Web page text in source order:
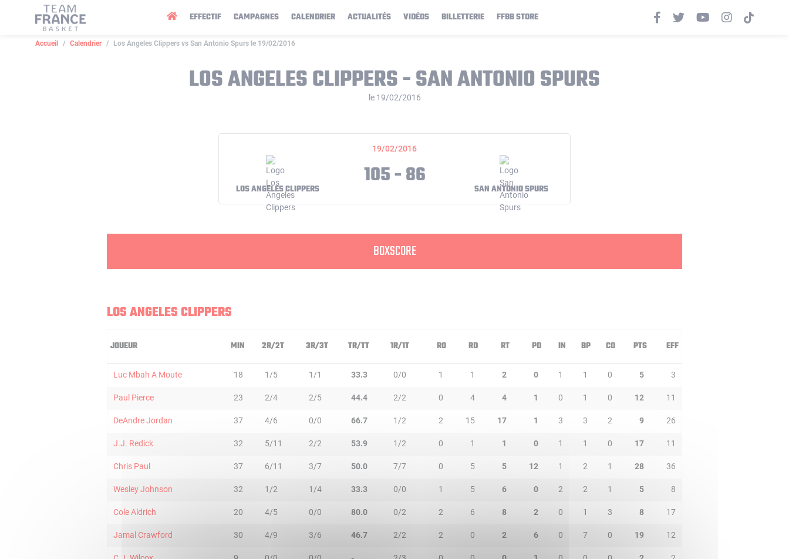
EFFECTIF CAMPAGNES CALENDRIER ACTUALITÉS VIDÉOS BILLETTERIE FFBB STORE
Accueil Calendrier Los Angeles Clippers vs San Antonio Spurs le 19/02/2016
LOS ANGELES CLIPPERS - SAN ANTONIO SPURS
le 19/02/2016
19/02/2016
LOS ANGELES CLIPPERS 105 - 86 SAN ANTONIO SPURS
BOXSCORE
LOS ANGELES CLIPPERS
JOUEUR MIN 2R/2T 3R/3T TR/TT 1R/1T RO RD RT PD IN BP CO PTS EFF
Luc Mbah A Moute 18 1/5 1/1 33.3 0/0 1 1 2 0 1 1 0 5 3
Paul Pierce 23 2/4 2/5 44.4 2/2 0 4 4 1 0 1 0 12 11
DeAndre Jordan 37 4/6 0/0 66.7 1/2 2 15 17 1 3 3 2 9 26
J.J. Redick 32 5/11 2/2 53.9 1/2 0 1 1 0 1 1 0 17 11
Chris Paul 37 6/11 3/7 50.0 7/7 0 5 5 12 1 2 1 28 36
Wesley Johnson 32 1/2 1/4 33.3 0/0 1 5 6 0 2 2 1 5 8
Cole Aldrich 20 4/5 0/0 80.0 0/2 2 6 8 2 0 1 3 8 17
Jamal Crawford 30 4/9 3/6 46.7 2/2 2 0 2 6 0 7 0 19 12
Panneau de gestion des cookies